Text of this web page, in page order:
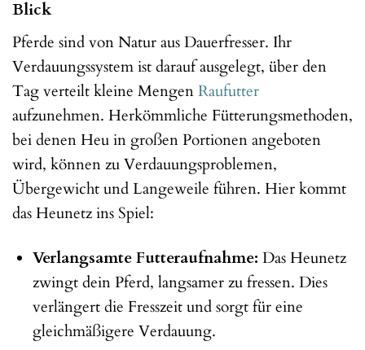
Blick
Pferde sind von Natur aus Dauerfresser. Ihr
Verdauungssystem ist darauf ausgelegt, über den
Tag verteilt kleine MengenRaufutter
aufzunehmen. Herkömmliche Fütterungsmethoden,
bei denen Heu in großen Portionen angeboten
wird, können zu Verdauungsproblemen,
Übergewicht und Langeweile führen. Hier kommt
das Heunetz ins Spiel:
Verlangsamte Futteraufnahme: Das Heunetz
zwingt dein Pferd, langsamer zu fressen. Dies
verlängert die Fresszeit und sorgt für eine
gleichmäßigere Verdauung.